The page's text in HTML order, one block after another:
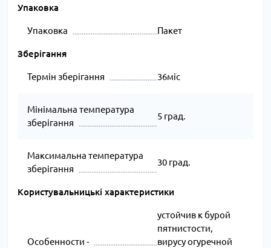
Упаковка
Упаковка Пакет
Зберігання
Термін зберігання 36міс
Мінімальна температура
зберігання
5 град.
Максимальна температура
зберігання
30 град.
Користувальницькі характеристики
Особенности -
устойчив к бурой
пятнистости,
вирусу огуречной